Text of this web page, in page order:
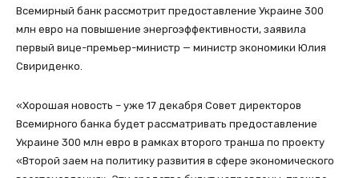
Всемирный банк рассмотрит предоставление Украине 300
млн евро на повышение энергоэффективности, заявила
первый вице-премьер-министр — министр экономики Юлия
Свириденко.
«Хорошая новость – уже 17 декабря Совет директоров
Всемирного банка будет рассматривать предоставление
Украине 300 млн евро в рамках второго транша по проекту
«Второй заем на политику развития в сфере экономического